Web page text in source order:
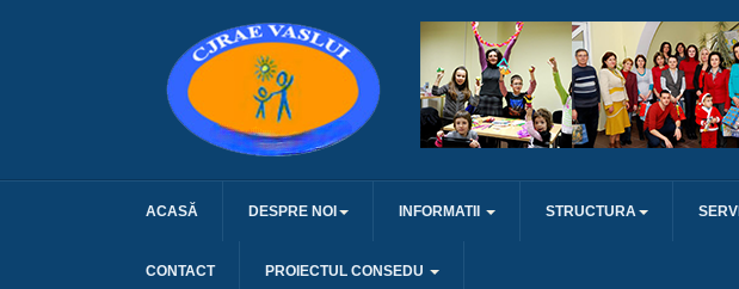
ACASĂ DESPRE NOI INFORMATII STRUCTURA
CONTACT PROIECTUL CONSEDU